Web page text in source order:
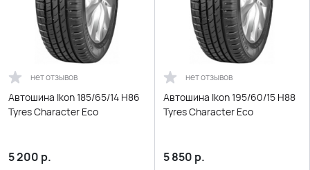
нет отзывов
Автошина Ikon 185/65/14 H86
Tyres Character Eco
5 200 р.
нет отзывов
Автошина Ikon 195/60/15 H88
Tyres Character Eco
5 850 р.